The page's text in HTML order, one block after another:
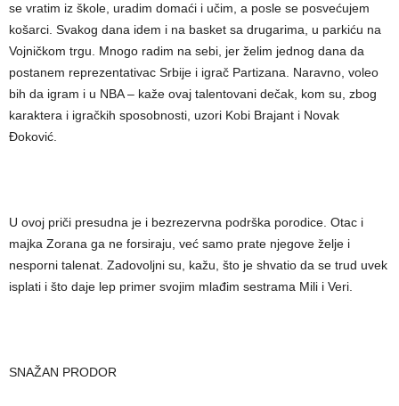
se vratim iz škole, uradim domaći i učim, a posle se posvećujem
košarci. Svakog dana idem i na basket sa drugarima, u parkiću na
Vojničkom trgu. Mnogo radim na sebi, jer želim jednog dana da
postanem reprezentativac Srbije i igrač Partizana. Naravno, voleo
bih da igram i u NBA – kaže ovaj talentovani dečak, kom su, zbog
karaktera i igračkih sposobnosti, uzori Kobi Brajant i Novak
Đoković.
U ovoj priči presudna je i bezrezervna podrška porodice. Otac i
majka Zorana ga ne forsiraju, već samo prate njegove želje i
nesporni talenat. Zadovoljni su, kažu, što je shvatio da se trud uvek
isplati i što daje lep primer svojim mlađim sestrama Mili i Veri.
SNAŽAN PRODOR